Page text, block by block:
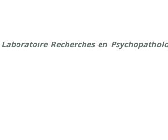
Laboratoire Recherches en